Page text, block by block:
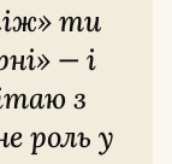
— і
з
роль у